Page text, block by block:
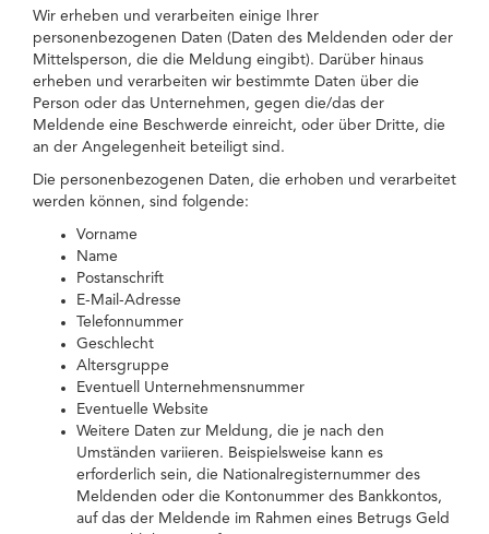
Wir erheben und verarbeiten einige Ihrer
personenbezogenen Daten (Daten des Meldenden oder der
Mittelsperson, die die Meldung eingibt). Darüber hinaus
erheben und verarbeiten wir bestimmte Daten über die
Person oder das Unternehmen, gegen die/das der
Meldende eine Beschwerde einreicht, oder über Dritte, die
an der Angelegenheit beteiligt sind.
Die personenbezogenen Daten, die erhoben und verarbeitet
werden können, sind folgende:
Vorname
Name
Postanschrift
E-Mail-Adresse
Telefonnummer
Geschlecht
Altersgruppe
Eventuell Unternehmensnummer
Eventuelle Website
Weitere Daten zur Meldung, die je nach den
Umständen variieren. Beispielsweise kann es
erforderlich sein, die Nationalregisternummer des
Meldenden oder die Kontonummer des Bankkontos,
auf das der Meldende im Rahmen eines Betrugs Geld